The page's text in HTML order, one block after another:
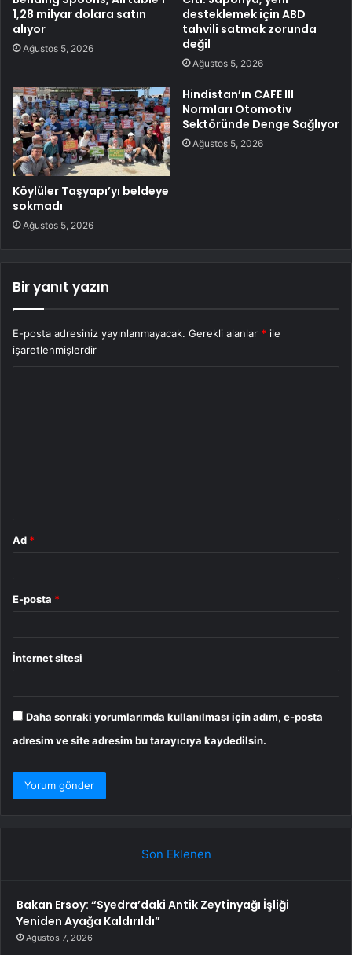
1,28 milyar dolara satın
alıyor
Ağustos 5, 2026
desteklemek için ABD
tahvili satmak zorunda
değil
Ağustos 5, 2026
Köylüler Taşyapı’yı beldeye
sokmadı
Ağustos 5, 2026
Hindistan’ın CAFE III
Normları Otomotiv
Sektöründe Denge Sağlıyor
Ağustos 5, 2026
Bir yanıt yazın
E-posta adresiniz yayınlanmayacak. Gerekli alanlar * ile
işaretlenmişlerdir
Ad *
E-posta *
İnternet sitesi
Daha sonraki yorumlarımda kullanılması için adım, e-posta
adresim ve site adresim bu tarayıcıya kaydedilsin.
Son Eklenen
Bakan Ersoy: “Syedra’daki Antik Zeytinyağı İşliği
Yeniden Ayağa Kaldırıldı”
Ağustos 7, 2026